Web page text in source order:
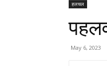
हलचल
May 6, 2023